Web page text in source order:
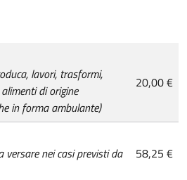
lavori, trasformi,
di origine
in forma ambulante)
20,00 €
versare nei casi previsti da
58,25 €